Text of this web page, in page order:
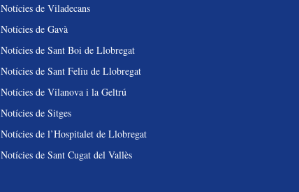
Notícies de Viladecans
Notícies de Gavà
Notícies de Sant Boi de Llobregat
Notícies de Sant Feliu de Llobregat
Notícies de Vilanova i la Geltrú
Notícies de Sitges
Notícies de l’Hospitalet de Llobregat
Notícies de Sant Cugat del Vallès